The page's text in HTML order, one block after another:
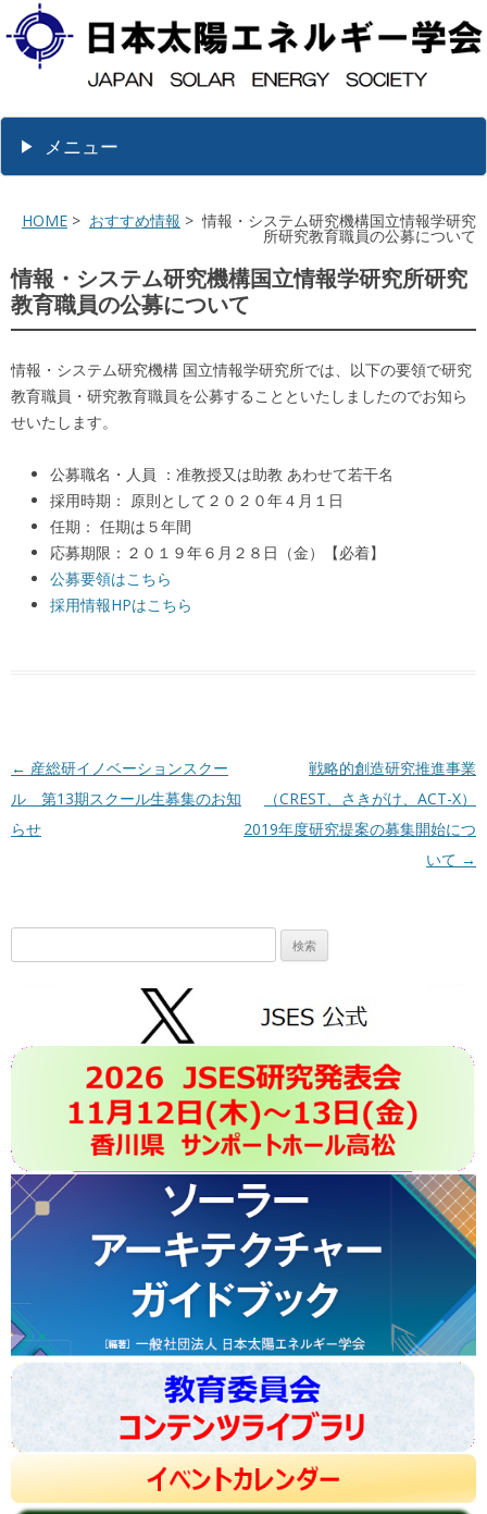
メニュー
HOME > おすすめ情報 > 情報・システム研究機構国立情報学研究
所研究教育職員の公募について
情報・システム研究機構国立情報学研究所研究
教育職員の公募について
情報・システム研究機構 国立情報学研究所では、以下の要領で研究
教育職員・研究教育職員を公募することといたしましたのでお知ら
せいたします。
公募職名・人員 ：准教授又は助教 あわせて若干名
採用時期： 原則として２０２０年４月１日
任期： 任期は５年間
応募期限：２０１９年６月２８日（金）【必着】
公募要領はこちら
採用情報HPはこちら
投稿ナビゲーション
← 産総研イノベーションスクー
ル 第13期スクール生募集のお知
らせ
戦略的創造研究推進事業
（CREST、さきがけ、ACT-X）
2019年度研究提案の募集開始につ
いて →
索: